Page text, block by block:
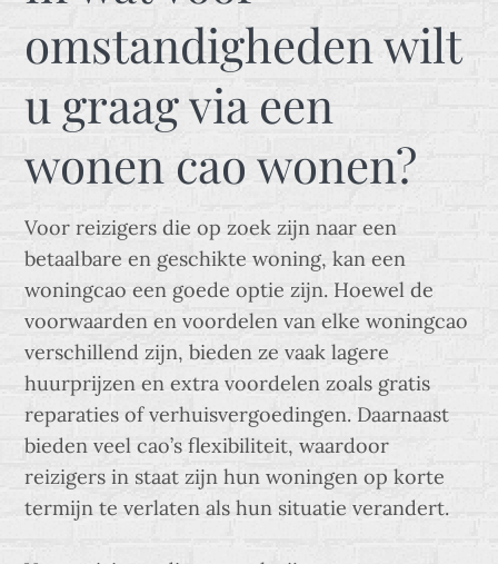
omstandigheden wilt
u graag via een
wonen cao wonen?
Voor reizigers die op zoek zijn naar een
betaalbare en geschikte woning, kan een
woningcao een goede optie zijn. Hoewel de
voorwaarden en voordelen van elke woningcao
verschillend zijn, bieden ze vaak lagere
huurprijzen en extra voordelen zoals gratis
reparaties of verhuisvergoedingen. Daarnaast
bieden veel cao’s flexibiliteit, waardoor
reizigers in staat zijn hun woningen op korte
termijn te verlaten als hun situatie verandert.